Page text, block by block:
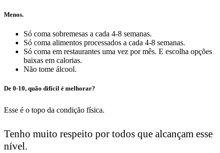
Menos.
Só coma sobremesas a cada 4-8 semanas.
Só coma alimentos processados a cada 4-8 semanas.
Só coma em restaurantes uma vez por mês. E escolha opções
baixas em calorias.
Não tome álcool.
De 0-10, quão difícil é melhorar?
Esse é o topo da condição física.
Tenho muito respeito por todos que alcançam esse
nível.